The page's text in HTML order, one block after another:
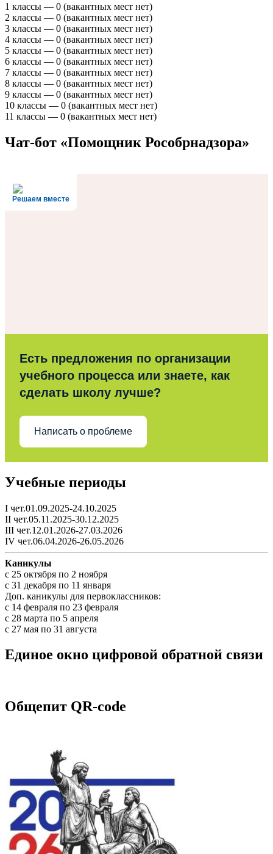
1 классы — 0 (вакантных мест нет)
2 классы — 0 (вакантных мест нет)
3 классы — 0 (вакантных мест нет)
4 классы — 0 (вакантных мест нет)
5 классы — 0 (вакантных мест нет)
6 классы — 0 (вакантных мест нет)
7 классы — 0 (вакантных мест нет)
8 классы — 0 (вакантных мест нет)
9 классы — 0 (вакантных мест нет)
10 классы — 0 (вакантных мест нет)
11 классы — 0 (вакантных мест нет)
Чат-бот «Помощник Рособрнадзора»
Решаем вместе
Есть предложения по организации
учебного процесса или знаете, как
сделать школу лучше?
Написать о проблеме
Учебные периоды
I чет.01.09.2025-24.10.2025
II чет.05.11.2025-30.12.2025
III чет.12.01.2026-27.03.2026
IV чет.06.04.2026-26.05.2026
Каникулы
c 25 октября по 2 ноября
c 31 декабря по 11 января
Доп. каникулы для первоклассников:
с 14 февраля по 23 февраля
с 28 марта по 5 апреля
с 27 мая по 31 августа
Единое окно цифровой обратной связи
Общепит QR-code